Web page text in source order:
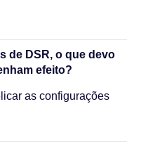
de DSR, o que devo
efeito?
as configurações